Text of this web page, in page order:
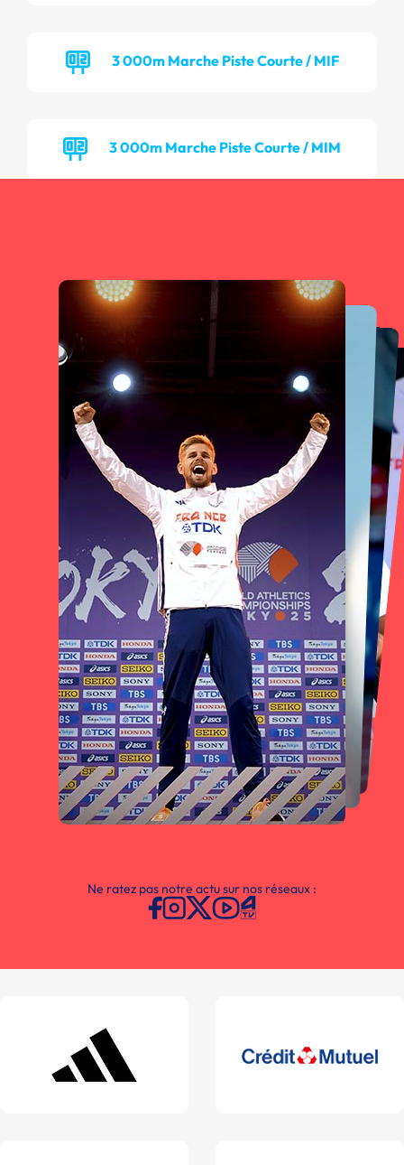
3 000m Marche Piste Courte / MIF
3 000m Marche Piste Courte / MIM
Ne ratez pas notre actu sur nos réseaux :